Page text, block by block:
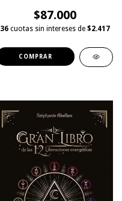
$87.000
36 cuotas sin intereses de $2.417